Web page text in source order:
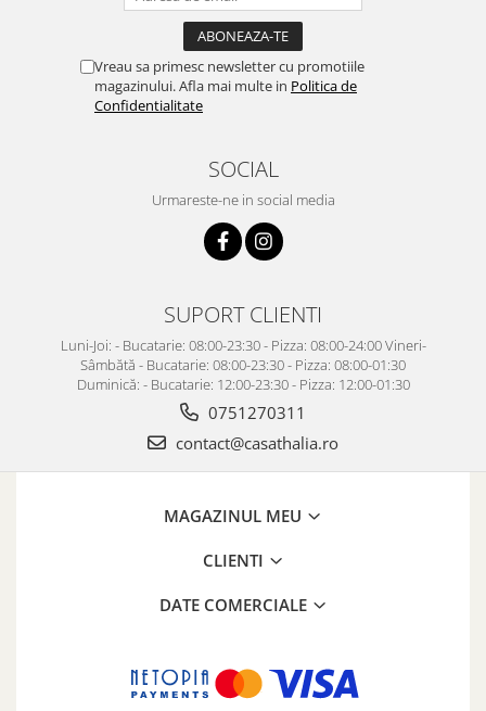
Vreau sa primesc newsletter cu promotiile
magazinului. Afla mai multe in Politica de
Confidentialitate
SOCIAL
Urmareste-ne in social media
SUPORT CLIENTI
Luni-Joi: - Bucatarie: 08:00-23:30 - Pizza: 08:00-24:00 Vineri-
Sâmbătă - Bucatarie: 08:00-23:30 - Pizza: 08:00-01:30
Duminică: - Bucatarie: 12:00-23:30 - Pizza: 12:00-01:30
0751270311
contact@casathalia.ro
MAGAZINUL MEU
CLIENTI
DATE COMERCIALE